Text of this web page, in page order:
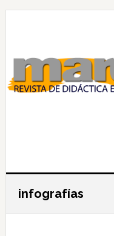
Skip
content
Skip
infografías